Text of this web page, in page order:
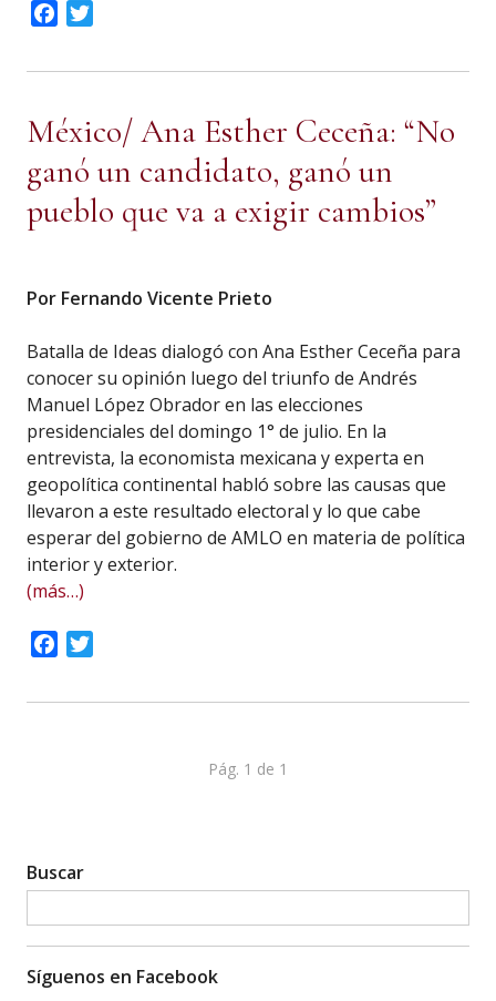
Facebook
México/ Ana Esther Ceceña: “No
ganó un candidato, ganó un
pueblo que va a exigir cambios”
Por Fernando Vicente Prieto
Batalla de Ideas dialogó con Ana Esther Ceceña para
conocer su opinión luego del triunfo de Andrés
Manuel López Obrador en las elecciones
presidenciales del domingo 1° de julio. En la
entrevista, la economista mexicana y experta en
geopolítica continental habló sobre las causas que
llevaron a este resultado electoral y lo que cabe
esperar del gobierno de AMLO en materia de política
interior y exterior.
(más…)
Facebook
Pág. 1 de 1
Buscar
Síguenos en Facebook